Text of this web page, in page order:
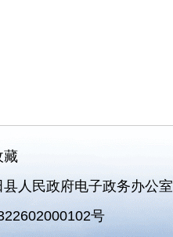
藏
人民政府电子政务办公室
号